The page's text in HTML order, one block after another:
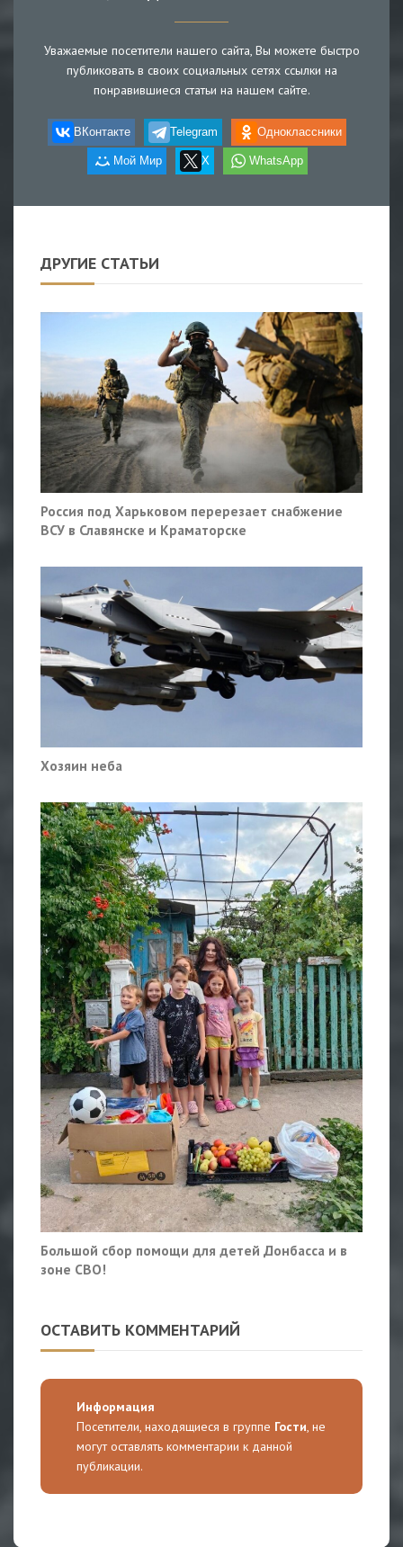
Уважаемые посетители нашего сайта, Вы можете быстро
публиковать в своих социальных сетях ссылки на
понравившиеся статьи на нашем сайте.
ВКонтакте Telegram Одноклассники
Мой Мир X WhatsApp
ДРУГИЕ СТАТЬИ
Россия под Харьковом перерезает снабжение
ВСУ в Славянске и Краматорске
Хозяин неба
Большой сбор помощи для детей Донбасса и в
зоне СВО!
ОСТАВИТЬ КОММЕНТАРИЙ
Информация
Посетители, находящиеся в группе Гости, не
могут оставлять комментарии к данной
публикации.